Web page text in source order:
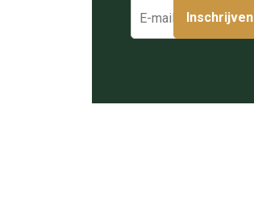
Inschrijven